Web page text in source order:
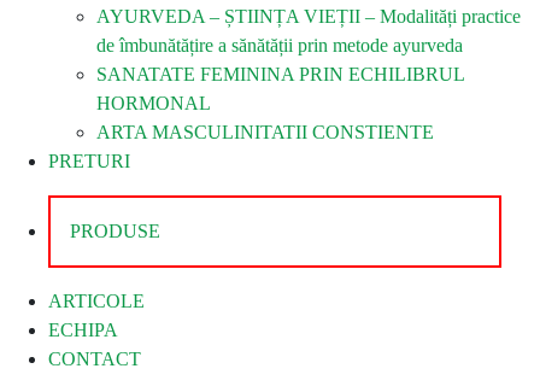
AYURVEDA – ȘTIINȚA VIEȚII – Modalități practice
de îmbunătățire a sănătății prin metode ayurveda
SANATATE FEMININA PRIN ECHILIBRUL
HORMONAL
ARTA MASCULINITATII CONSTIENTE
PRETURI
PRODUSE
ARTICOLE
ECHIPA
CONTACT